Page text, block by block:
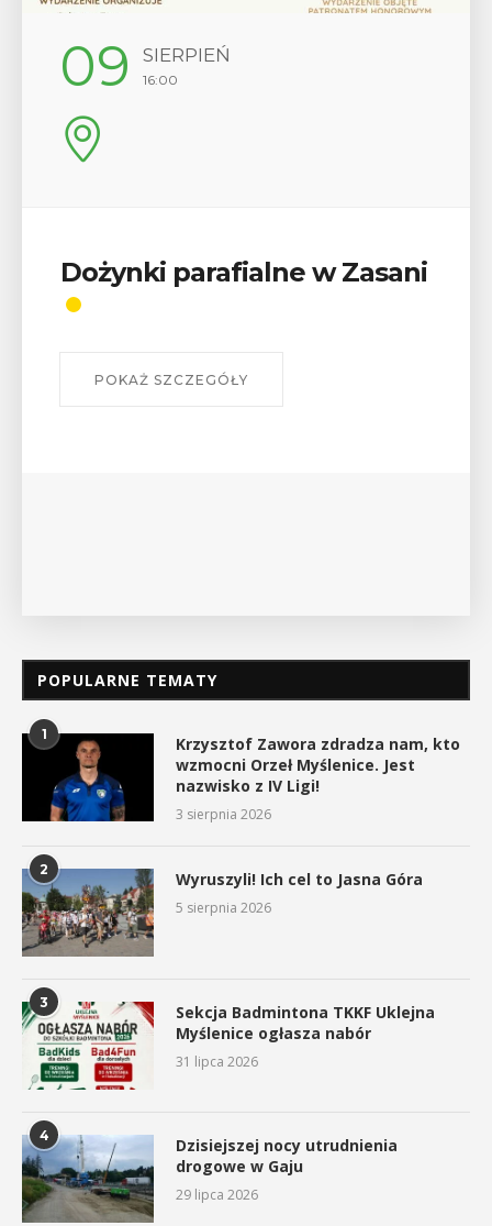
12 SIERPIEŃ
Wykład „Jak zdobyć
W środę 12 sierpnia o godz. 17 w Miejskiej
POPULARNE TEMATY
1
Krzysztof Zawora zdradza nam, kto
wzmocni Orzeł Myślenice. Jest
nazwisko z IV Ligi!
3 sierpnia 2026
2 Wyruszyli! Ich cel to Jasna Góra
5 sierpnia 2026
3
Sekcja Badmintona TKKF Uklejna
Myślenice ogłasza nabór
31 lipca 2026
4
Dzisiejszej nocy utrudnienia
drogowe w Gaju
29 lipca 2026